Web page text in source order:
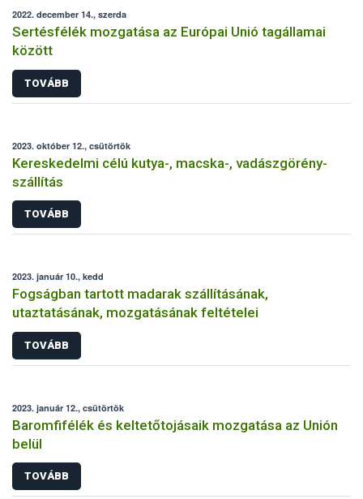
2022. december 14., szerda
Sertésfélék mozgatása az Európai Unió tagállamai
között
TOVÁBB
2023. október 12., csütörtök
Kereskedelmi célú kutya-, macska-, vadászgörény-
szállítás
TOVÁBB
2023. január 10., kedd
Fogságban tartott madarak szállításának,
utaztatásának, mozgatásának feltételei
TOVÁBB
2023. január 12., csütörtök
Baromfifélék és keltetőtojásaik mozgatása az Unión
belül
TOVÁBB